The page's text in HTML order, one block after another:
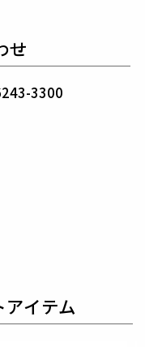
ラシックなダブル
やカットソーと合
ットアップに仕上
せ
3300
イテム